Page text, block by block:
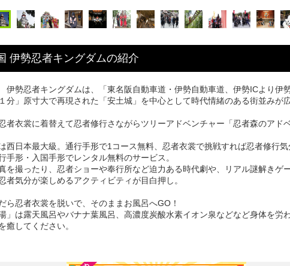
伊勢忍者キングダムの紹介
勢忍者キングダムは、「東名阪自動車道・伊勢自動車道、伊勢ICより伊
分」原寸大で再現された「安土城」を中心として時代情緒のある街並みが
者衣裳に着替えて忍者修行さながらツリーアドベンチャー「忍者森のアド
西日本最大級。通行手形で1コース無料、忍者衣裳で挑戦すれば忍者修行気
手形・入国手形でレンタル無料のサービス。
を撮ったり、忍者ショーや奉行所など迫力ある時代劇や、リアル謎解きゲ
者気分が楽しめるアクティビティが目白押し。
ら忍者衣裳を脱いで、そのままお風呂へGO！
」は露天風呂やバナナ葉風呂、高濃度炭酸水素イオン泉などなど身体を労
癒してください。